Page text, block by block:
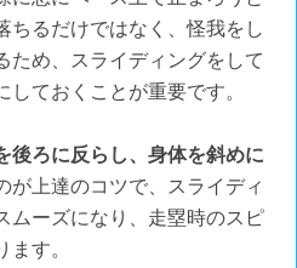
ちるだけではなく、怪我をし
ため、スライディングをして
ておくことが重要です。
後ろに反らし、身体を斜めに
が上達のコツで、スライディ
ムーズになり、走塁時のスピ
す。